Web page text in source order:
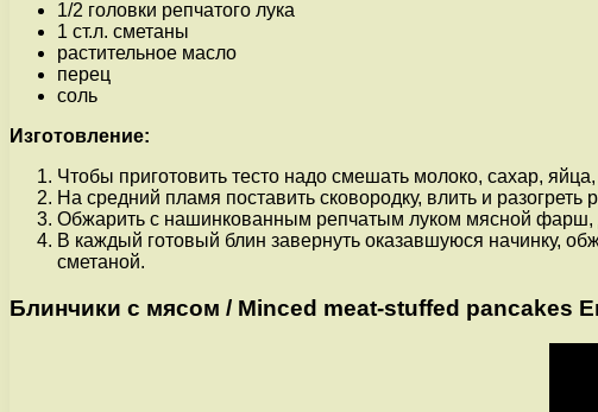
1/2 головки репчатого лука
1 ст.л. сметаны
растительное масло
перец
соль
Изготовление:
Чтобы приготовить тесто надо смешать молоко, сахар,
На средний пламя поставить сковородку, влить и
Обжарить с нашинкованным репчатым луком мясной фарш,
В каждый готовый блин завернуть оказавшуюся начинку,
сметаной.
Блинчики с мясом / Minced meat-stuffed pancakes